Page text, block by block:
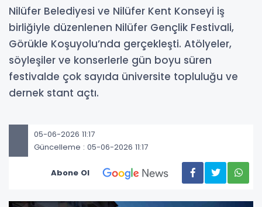
Nilüfer Belediyesi ve Nilüfer Kent Konseyi iş
birliğiyle düzenlenen Nilüfer Gençlik Festivali,
Görükle Koşuyolu’nda gerçekleşti. Atölyeler,
söyleşiler ve konserlerle gün boyu süren
festivalde çok sayıda üniversite topluluğu ve
dernek stant açtı.
05-06-2026 11:17
Güncelleme : 05-06-2026 11:17
Abone Ol